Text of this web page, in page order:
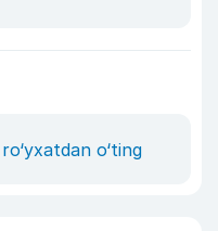
ro‘yxatdan o‘ting